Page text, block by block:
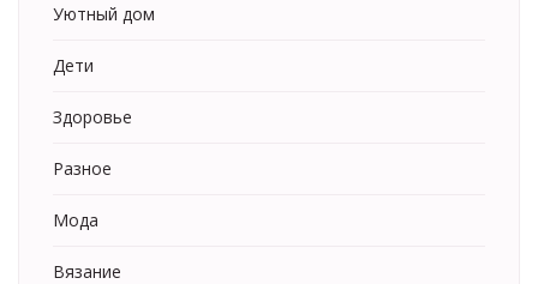
Уютный дом
Дети
Здоровье
Разное
Мода
Вязание